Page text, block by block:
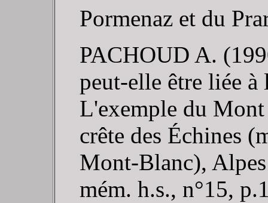
Pormenaz et du
PACHOUD A.
peut-elle être liée à
L'exemple du
crête des Échines
Mont-Blanc),
mém. h.s., n°15,